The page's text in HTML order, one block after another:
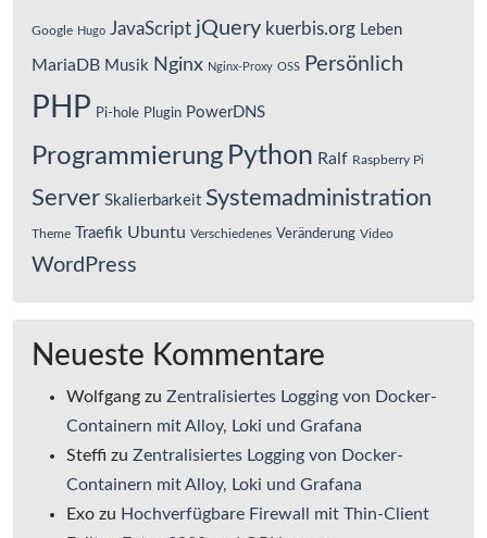
Google Hugo JavaScript jQuery kuerbis.org Leben
MariaDB Musik Nginx Nginx-Proxy OSS Persönlich
PHP Pi-hole Plugin PowerDNS
Programmierung Python Ralf Raspberry Pi
Server Skalierbarkeit Systemadministration
Theme Traefik Ubuntu Verschiedenes Veränderung Video
WordPress
Neueste Kommentare
Wolfgang zu Zentralisiertes Logging von Docker-
Containern mit Alloy, Loki und Grafana
Steffi zu Zentralisiertes Logging von Docker-
Containern mit Alloy, Loki und Grafana
Exo zu Hochverfügbare Firewall mit Thin-Client